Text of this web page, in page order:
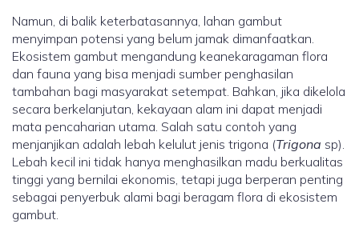
Namun, di balik keterbatasannya, lahan gambut
menyimpan potensi yang belum jamak dimanfaatkan.
Ekosistem gambut mengandung keanekaragaman flora
dan fauna yang bisa menjadi sumber penghasilan
tambahan bagi masyarakat setempat. Bahkan, jika dikelola
secara berkelanjutan, kekayaan alam ini dapat menjadi
mata pencaharian utama. Salah satu contoh yang
menjanjikan adalah lebah kelulut jenis trigona (Trigona sp).
Lebah kecil ini tidak hanya menghasilkan madu berkualitas
tinggi yang bernilai ekonomis, tetapi juga berperan penting
sebagai penyerbuk alami bagi beragam flora di ekosistem
gambut.